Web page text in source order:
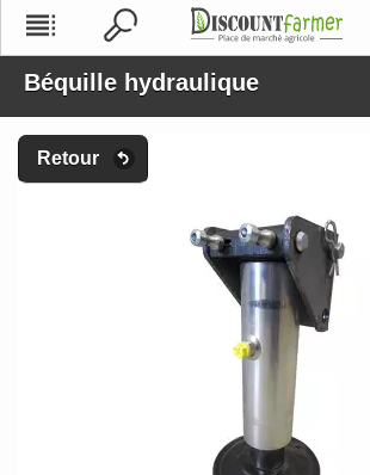
Béquille hydraulique
Retour